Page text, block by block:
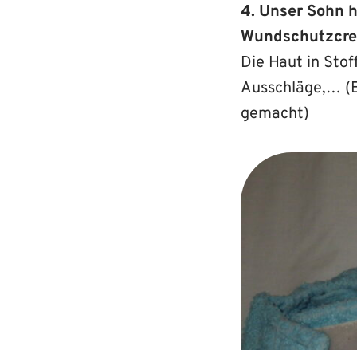
4. Unser Sohn
Die Haut in
Ausschläge,…
gemacht)